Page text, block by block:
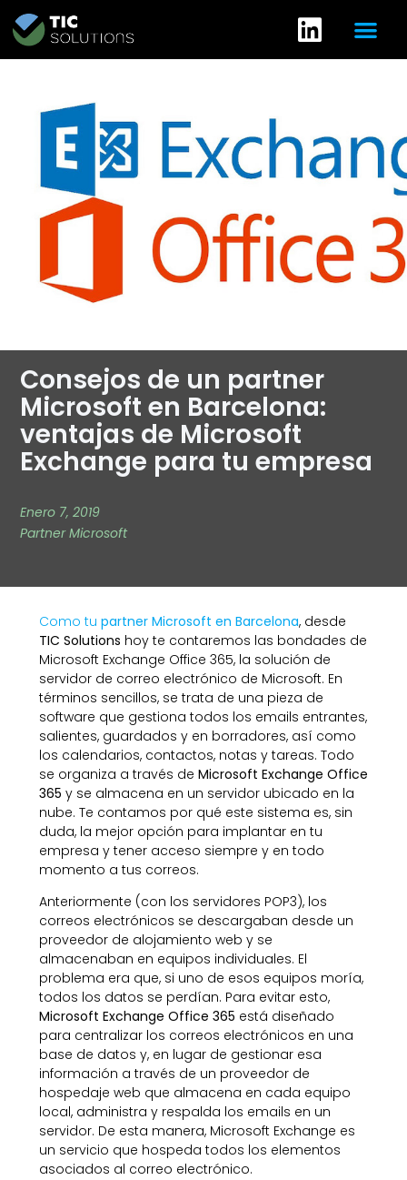
Consejos de un partner
Microsoft en Barcelona:
ventajas de Microsoft
Exchange para tu empresa
Enero 7, 2019
Partner Microsoft
Como tu partner Microsoft en Barcelona, desde
TIC Solutions hoy te contaremos las bondades de
Microsoft Exchange Office 365, la solución de
servidor de correo electrónico de Microsoft. En
términos sencillos, se trata de una pieza de
software que gestiona todos los emails entrantes,
salientes, guardados y en borradores, así como
los calendarios, contactos, notas y tareas. Todo
se organiza a través de Microsoft Exchange Office
365 y se almacena en un servidor ubicado en la
nube. Te contamos por qué este sistema es, sin
duda, la mejor opción para implantar en tu
empresa y tener acceso siempre y en todo
momento a tus correos.
Anteriormente (con los servidores POP3), los
correos electrónicos se descargaban desde un
proveedor de alojamiento web y se
almacenaban en equipos individuales. El
problema era que, si uno de esos equipos moría,
todos los datos se perdían. Para evitar esto,
Microsoft Exchange Office 365 está diseñado
para centralizar los correos electrónicos en una
base de datos y, en lugar de gestionar esa
información a través de un proveedor de
hospedaje web que almacena en cada equipo
local, administra y respalda los emails en un
servidor. De esta manera, Microsoft Exchange es
un servicio que hospeda todos los elementos
asociados al correo electrónico.